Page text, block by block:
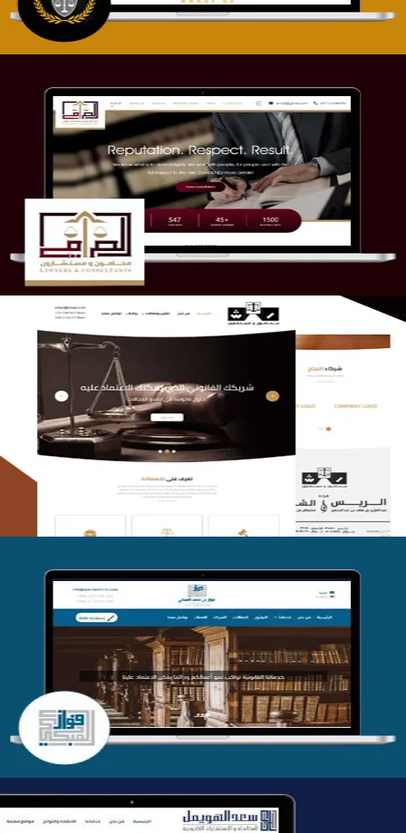
موقع الصرامي للمحاماة
التفاصيل
الريس والشعلان للمحاماة
التفاصيل
موقع فواز المبكي للمحاماة
التفاصيل